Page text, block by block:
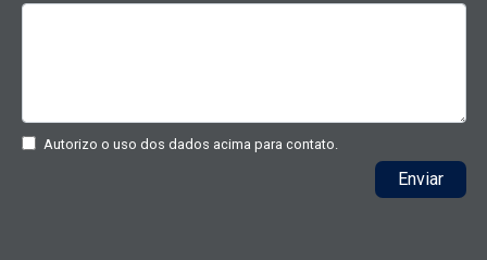
Autorizo o uso dos dados acima para contato.
Enviar